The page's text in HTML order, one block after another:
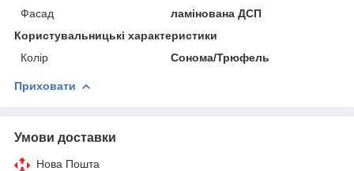
Фасад
ламінована ДСП
Користувальницькі характеристики
Колір
Сонома/Трюфель
Приховати
Умови доставки
Нова Пошта